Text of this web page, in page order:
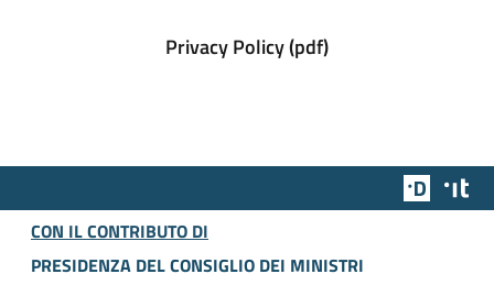
Privacy Policy (pdf)
Team
CON IL CONTRIBUTO DI
PRESIDENZA DEL CONSIGLIO DEI MINISTRI